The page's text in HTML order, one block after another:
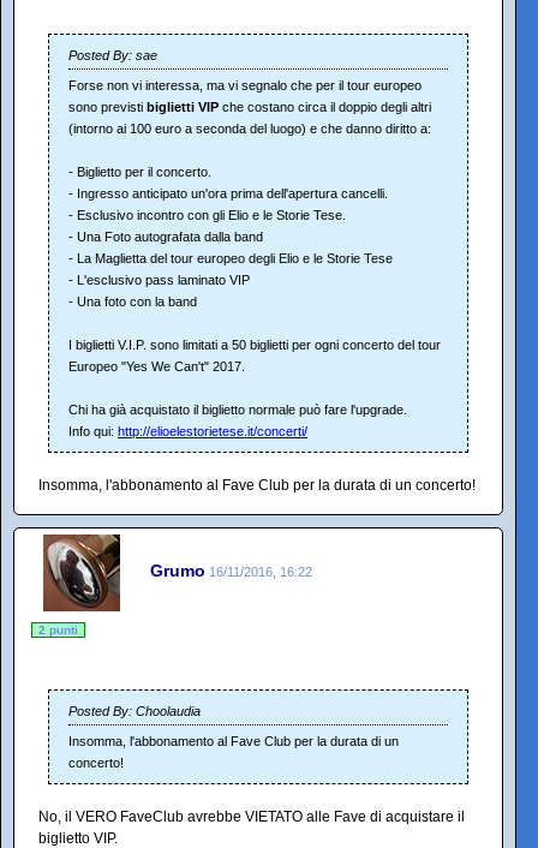
Posted By: sae
Forse non vi interessa, ma vi segnalo che per il tour europeo
sono previsti biglietti VIP che costano circa il doppio degli altri
(intorno ai 100 euro a seconda del luogo) e che danno diritto a:
- Biglietto per il concerto.
- Ingresso anticipato un'ora prima dell'apertura cancelli.
- Esclusivo incontro con gli Elio e le Storie Tese.
- Una Foto autografata dalla band
- La Maglietta del tour europeo degli Elio e le Storie Tese
- L'esclusivo pass laminato VIP
- Una foto con la band
I biglietti V.I.P. sono limitati a 50 biglietti per ogni concerto del tour
Europeo "Yes We Can't" 2017.
Chi ha già acquistato il biglietto normale può fare l'upgrade.
Info qui: http://elioelestorietese.it/concerti/
Insomma, l'abbonamento al Fave Club per la durata di un concerto!
Grumo 16/11/2016, 16:22
2 punti
Posted By: Choolaudia
Insomma, l'abbonamento al Fave Club per la durata di un
concerto!
No, il VERO FaveClub avrebbe VIETATO alle Fave di acquistare il
biglietto VIP.